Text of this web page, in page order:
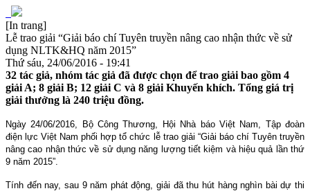
[In trang]
Lễ trao giải “Giải báo chí Tuyên truyền nâng cao nhận thức về sử
dụng NLTK&HQ năm 2015”
Thứ sáu, 24/06/2016 - 19:41
32 tác giả, nhóm tác giả đã được chọn để trao giải bao gồm 4
giải A; 8 giải B; 12 giải C và 8 giải Khuyến khích. Tổng giá trị
giải thưởng là 240 triệu đồng.
Ngày 24/06/2016, Bộ Công Thương, Hội Nhà báo Việt Nam, Tập đoàn
điện lực Việt Nam phối hợp tổ chức lễ trao giải “Giải báo chí Tuyên truyền
nâng cao nhận thức về sử dụng năng lượng tiết kiệm và hiệu quả lần thứ
9 năm 2015”.
Tính đến nay, sau 9 năm phát động, giải đã thu hút hàng nghìn bài dự thi